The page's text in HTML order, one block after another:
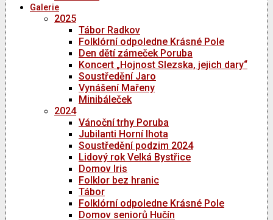
Galerie
2025
Tábor Radkov
Folklórní odpoledne Krásné Pole
Den dětí zámeček Poruba
Koncert „Hojnost Slezska, jejich dary“
Soustředění Jaro
Vynášení Mařeny
Minibáleček
2024
Vánoční trhy Poruba
Jubilanti Horní lhota
Soustředění podzim 2024
Lidový rok Velká Bystřice
Domov Iris
Folklor bez hranic
Tábor
Folklórní odpoledne Krásné Pole
Domov seniorů Hučín